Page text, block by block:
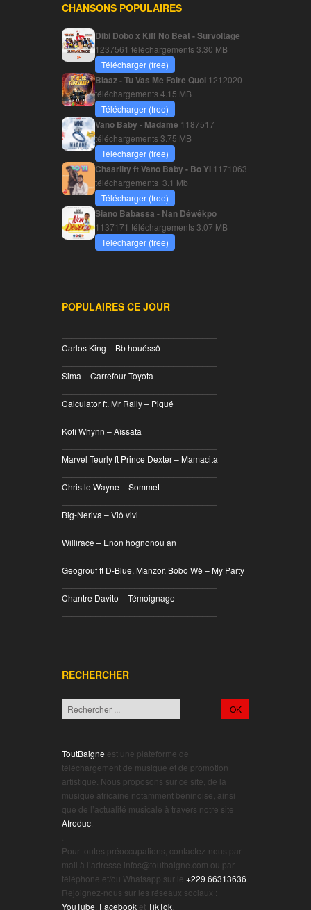
CHANSONS POPULAIRES
Dibi Dobo x Kiff No Beat - Survoltage
1237561 téléchargements3.30 MB
Télécharger (free)
Blaaz - Tu Vas Me Faire Quoi 1212020
téléchargements4.15 MB
Télécharger (free)
Vano Baby - Madame 1187517
téléchargements3.75 MB
Télécharger (free)
Chaarlity ft Vano Baby - Bo Yi 1171063
téléchargements 3.1 Mb
Télécharger (free)
Siano Babassa - Nan Déwékpo
1137171 téléchargements3.07 MB
Télécharger (free)
POPULAIRES CE JOUR
Carlos King – Bb houéssô
Sima – Carrefour Toyota
Calculator ft. Mr Rally – Piqué
Kofi Whynn – Aïssata
Marvel Teurly ft Prince Dexter – Mamacita
Chris le Wayne – Sommet
Big-Neriva – Viô vivi
Willirace – Enon hognonou an
Geogrouf ft D-Blue, Manzor, Bobo Wê – My Party
Chantre Davito – Témoignage
RECHERCHER
ToutBaigne est une plateforme de
téléchargement de musique et de promotion
artistique. Nous proposons sur ce site, de la
musique africaine notamment béninoise, ainsi
que de l’actualité musicale à travers notre site
Afroduc
Pour toutes préoccupations, contactez-nous par
mail à l’adresse infos@toutbaigne.com ou par
téléphone et/ou Whatsapp sur le +229 66313636
Rejoignez-nous sur les réseaux sociaux :
YouTube Facebook etTikTok